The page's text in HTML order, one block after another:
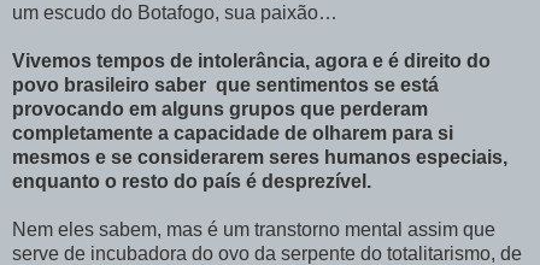
um escudo do Botafogo, sua paixão…
Vivemos tempos de intolerância, agora e é direito do
povo brasileiro saber que sentimentos se está
provocando em alguns grupos que perderam
completamente a capacidade de olharem para si
mesmos e se considerarem seres humanos especiais,
enquanto o resto do país é desprezível.
Nem eles sabem, mas é um transtorno mental assim que
serve de incubadora do ovo da serpente do totalitarismo, de